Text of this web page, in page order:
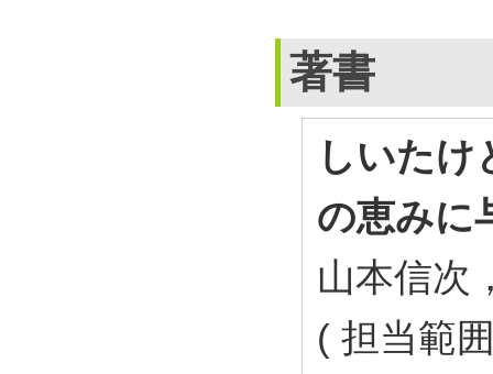
著書
しいた
の恵みに
山本信次
( 担当範